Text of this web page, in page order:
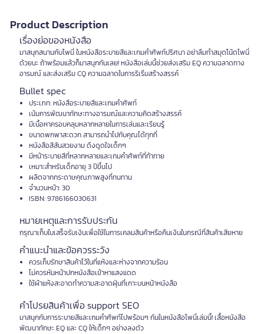
Product Description
เรื่องย่อของหนังสือ
มาสนุกสนานกับโพนี่ ในหนังสือระบายสีและเกมคำศัพท์ปริศนา อย่าลืมทำสมุดโน้ตโพนี่
ด้วยนะ ถ้าพร้อมแล้วก็มาสนุกกันเลย! หนังสือเล่มนี้ช่วยส่งเสริม EQ ความฉลาดทาง
อารมณ์ และส่งเสริม CQ ความฉลาดในการริเริ่มสร้างสรรค์
Bullet spec
ประเภท: หนังสือระบายสีและเกมคำศัพท์
เน้นการพัฒนาทักษะทางอารมณ์และความคิดสร้างสรรค์
มีเนื้อหาครอบคลุมหลากหลายในการเล่นและเรียนรู้
ขนาดพกพาสะดวก สามารถนำไปกับคุณได้ทุกที่
หนังสือสีสันสวยงาม ดึงดูดใจเด็กๆ
มีหน้าระบายสีที่หลากหลายและเกมคำศัพท์ที่ท้าทาย
เหมาะสำหรับเด็กอายุ 3 ปีขึ้นไป
ผลิตจากกระดาษคุณภาพสูงที่ทนทาน
จำนวนหน้า: 30
ISBN: 9786166030631
หมายเหตุและการรับประกัน
กรุณาเก็บใบเสร็จรับเงินเพื่อใช้ในการเคลมสินค้าหรือคืนเงินในกรณีที่สินค้าเสียหาย
คำแนะนำและข้อควรระวัง
ควรเก็บรักษาสินค้าไว้ในที่แห้งและห่างจากความร้อน
ไม่ควรหันหน้าปกหนังสือเข้าหาแสงแดด
ใช้ผ้าแห้งสะอาดทำความสะอาดฝุ่นที่เกาะบนหน้าหนังสือ
คำโปรยสินค้าเพื่อ support SEO
มาสนุกกับการระบายสีและเกมคำศัพท์ไปพร้อมๆ กันในหนังสือโพนี่เล่มนี้! เสื้อหนังสือ
พัฒนาทักษะ EQ และ CQ ให้เด็กๆ อย่างลงตัว